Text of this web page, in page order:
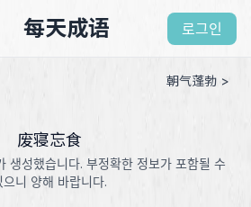
每天成语 로그인
朝气蓬勃 >
废寝忘食
생성했습니다. 부정확한 정보가 포함될 수
으니 양해 바랍니다.